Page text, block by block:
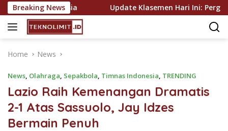
Skip
to
content
Breaking News
Liga Indonesia Update Klasemen Hari Ini:
Home News
News, Olahraga, Sepakbola, Timnas Indonesia, TRENDING
Lazio Raih Kemenangan Dramatis
2-1 Atas Sassuolo, Jay Idzes
Bermain Penuh